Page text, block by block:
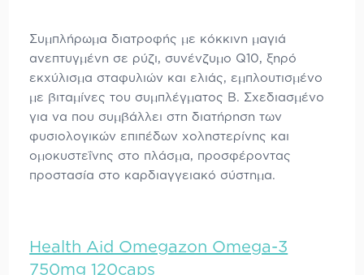
Συμπλήρωμα διατροφής με κόκκινη μαγιά
ανεπτυγμένη σε ρύζι, συνένζυμο Q10, ξηρό
εκχύλισμα σταφυλιών και ελιάς, εμπλουτισμένο
με βιταμίνες του συμπλέγματος Β. Σχεδιασμένο
για να που συμβάλλει στη διατήρηση των
φυσιολογικών επιπέδων χοληστερίνης και
ομοκυστεΐνης στο πλάσμα, προσφέροντας
προστασία στο καρδιαγγειακό σύστημα.
Health Aid Omegazon Omega-3
750mg 120caps